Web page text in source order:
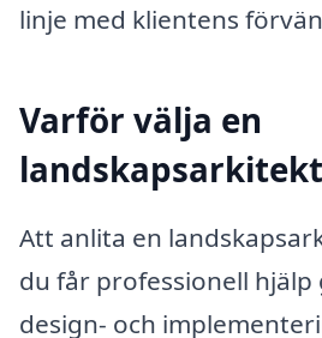
linje med klientens
Varför välja en
Att anlita en
du får professionell hjälp
design- och